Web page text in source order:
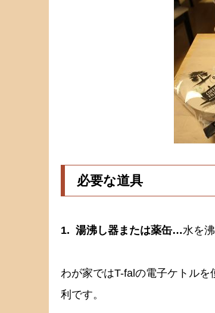
必要な道具
1. 湯沸し器または薬缶…水を
わが家ではT-falの電子ケトル
利です。